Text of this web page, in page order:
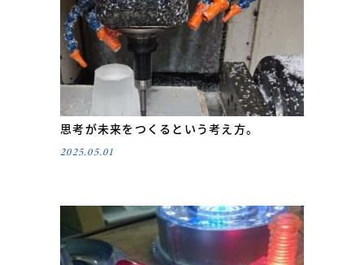
思考が未来をつくるという考え方。
2025.05.01